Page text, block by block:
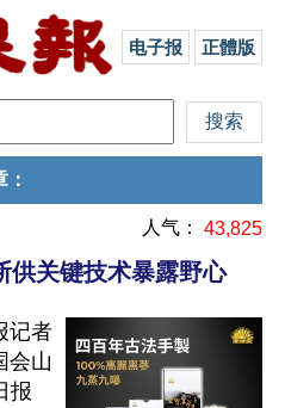
电子报 正體版
：
人气： 43,825
供关键技术暴露野心
记者
会山
报